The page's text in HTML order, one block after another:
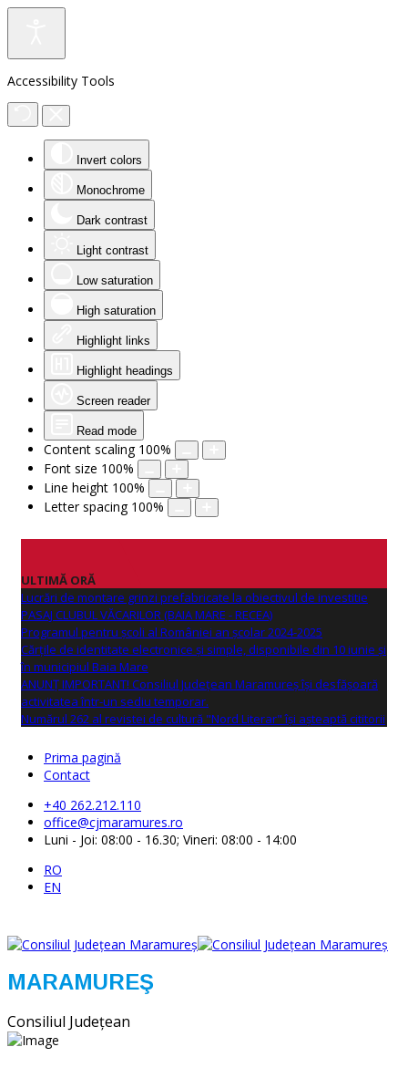
Accessibility Tools
Invert colors
Monochrome
Dark contrast
Light contrast
Low saturation
High saturation
Highlight links
Highlight headings
Screen reader
Read mode
Content scaling 100%
Font size 100%
Line height 100%
Letter spacing 100%
ULTIMĂ ORĂ
Lucrări de montare grinzi prefabricate la obiectivul de investitie
PASAJ CLUBUL VĂCARILOR (BAIA MARE - RECEA)
Programul pentru școli al României an școlar 2024-2025
Cărțile de identitate electronice și simple, disponibile din 10 iunie și
în municipiul Baia Mare
ANUNŢ IMPORTANT! Consiliul Județean Maramureș își desfășoară
activitatea într-un sediu temporar.
Numărul 262 al revistei de cultură "Nord Literar" își așteaptă cititorii
Prima pagină
Contact
+40 262.212.110
office@cjmaramures.ro
Luni - Joi: 08:00 - 16.30; Vineri: 08:00 - 14:00
RO
EN
MARAMUREŞ
Consiliul Judeţean